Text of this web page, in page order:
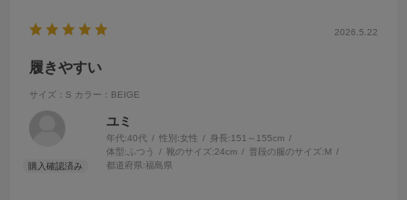
2026.5.22
履きやすい
サイズ：S カラー：BEIGE
ユミ
年代:40代 性別:女性 身長:151～155cm
体型: ふつう 靴のサイズ:24cm 普段の服のサイズ:M
都道府県:福島県